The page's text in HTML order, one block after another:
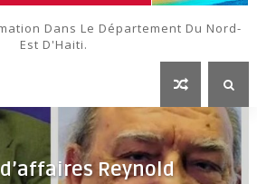
Dans Le Département Du Nord-
Est D'Haiti.
Reynold